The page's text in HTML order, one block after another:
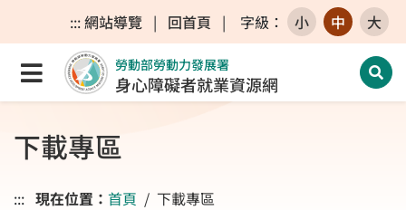
跳至主要內容區
跳至主要選單
跳至網站搜尋
:::網站導覽 | 回首頁 | 字級 ： 小 中 大
點選開啟選單
勞動部勞動力發展署
身心障礙者就業資源網 開
下載專區
::: 現在位置： 首頁 下載專區